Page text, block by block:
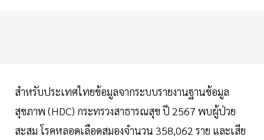
สำหรับประเทศไทยข้อมูลจากระบบรายงานฐานข้อมูล
สุขภาพ (HDC) กระทรวงสาธารณสุข ปี 2567 พบผู้ป่วย
สะสม โรคหลอดเลือดสมองจำนวน 358,062 ราย และเสีย